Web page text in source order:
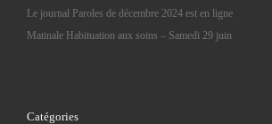
Le journal Paroles de décembre 2024 est en ligne
Matinale Habituation aux soins – Samedi 29 juin
Catégories